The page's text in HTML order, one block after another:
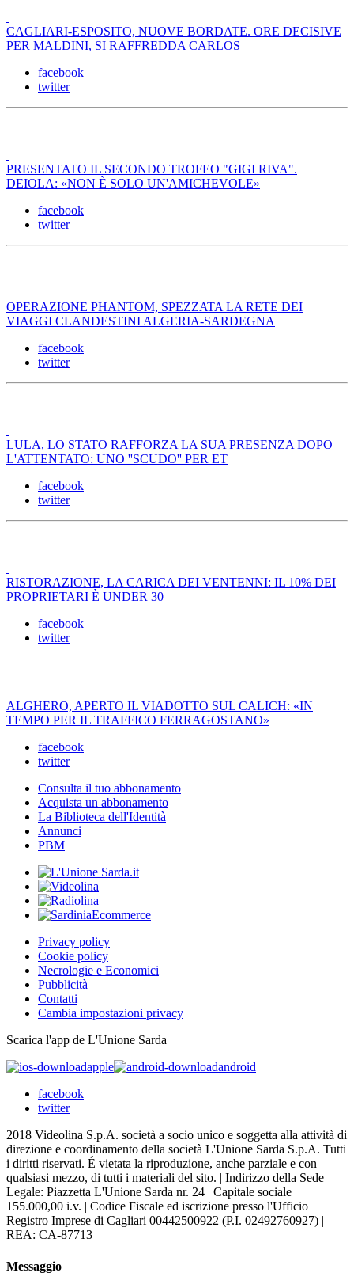
CAGLIARI-ESPOSITO, NUOVE BORDATE. ORE DECISIVE
PER MALDINI, SI RAFFREDDA CARLOS
facebook
twitter
PRESENTATO IL SECONDO TROFEO "GIGI RIVA".
DEIOLA: «NON È SOLO UN'AMICHEVOLE»
facebook
twitter
OPERAZIONE PHANTOM, SPEZZATA LA RETE DEI
VIAGGI CLANDESTINI ALGERIA-SARDEGNA
facebook
twitter
LULA, LO STATO RAFFORZA LA SUA PRESENZA DOPO
L'ATTENTATO: UNO ''SCUDO'' PER ET
facebook
twitter
RISTORAZIONE, LA CARICA DEI VENTENNI: IL 10% DEI
PROPRIETARI È UNDER 30
facebook
twitter
ALGHERO, APERTO IL VIADOTTO SUL CALICH: «IN
TEMPO PER IL TRAFFICO FERRAGOSTANO»
facebook
twitter
Consulta il tuo abbonamento
Acquista un abbonamento
La Biblioteca dell'Identità
Annunci
PBM
Privacy policy
Cookie policy
Necrologie e Economici
Pubblicità
Contatti
Cambia impostazioni privacy
Scarica l'app de L'Unione Sarda
apple
android
facebook
twitter
2018 Videolina S.p.A. società a socio unico e soggetta alla attività di
direzione e coordinamento della società L'Unione Sarda S.p.A. Tutti
i diritti riservati. É vietata la riproduzione, anche parziale e con
qualsiasi mezzo, di tutti i materiali del sito. | Indirizzo della Sede
Legale: Piazzetta L'Unione Sarda nr. 24 | Capitale sociale
155.000,00 i.v. | Codice Fiscale ed iscrizione presso l'Ufficio
Registro Imprese di Cagliari 00442500922 (P.I. 02492760927) |
REA: CA-87713
Messaggio